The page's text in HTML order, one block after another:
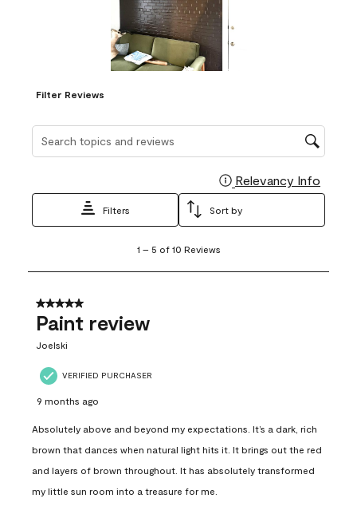
Filter Reviews
Relevancy Info
Filters Sort by
5
10
Reviews
1 – 5 of 10 Reviews
5 out of 5 stars.
Paint review
Joelski
VERIFIED PURCHASER
9 months ago
Absolutely above and beyond my expectations. It’s a dark, rich
brown that dances when natural light hits it. It brings out the red
and layers of brown throughout. It has absolutely transformed
my little sun room into a treasure for me.